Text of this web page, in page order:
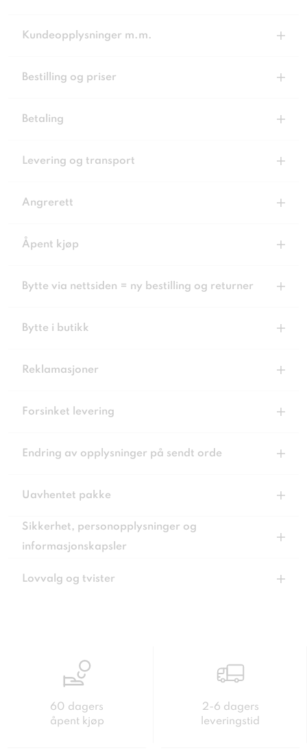
Kundeopplysninger m.m.
Bestilling og priser
Betaling
Levering og transport
Angrerett
Åpent kjøp
Bytte via nettsiden = ny bestilling og returner
Bytte i butikk
Reklamasjoner
Forsinket levering
Endring av opplysninger på sendt orde
Uavhentet pakke
Sikkerhet, personopplysninger og
informasjonskapsler
Lovvalg og tvister
60 dagers
åpent kjøp
2-6 dagers
leveringstid